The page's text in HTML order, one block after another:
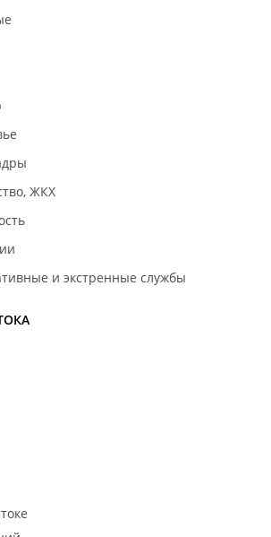
ЖКХ
и экстренные службы